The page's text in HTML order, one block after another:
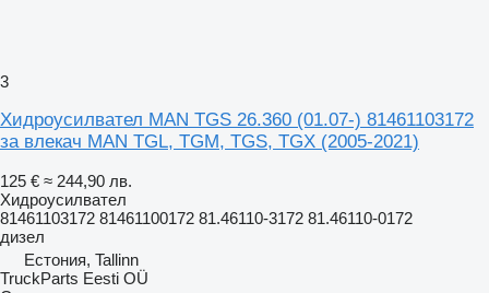
3
Хидроусилвател MAN TGS 26.360 (01.07-) 81461103172
за влекач MAN TGL, TGM, TGS, TGX (2005-2021)
125 € ≈ 244,90 лв.
Хидроусилвател
81461103172 81461100172 81.46110-3172 81.46110-0172
дизел
Естония, Tallinn
TruckParts Eesti OÜ